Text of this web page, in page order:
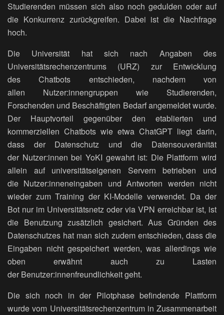
Studierenden müssen sich also noch gedulden oder auf
die Konkurrenz zurückgreifen. Dabei ist die Nachfrage
hoch.
Die Universität hat sich nach Angaben des
Universitätsrechenzentrums (URZ) zur Entwicklung
des Chatbots entschieden, nachdem von
allen Nutzer:innengruppen wie Studierenden,
Forschenden und Beschäftigten Bedarf angemeldet wurde.
Der Hauptvorteil gegenüber den etablierten und
kommerziellen Chatbots wie etwa ChatGPT liegt darin,
dass der Datenschutz und die Datensouveränität
der Nutzer:innen bei YoKI gewahrt ist: Die Plattform wird
allein auf universitätseigenen Servern betrieben und
die Nutzer:inneneingaben und Antworten werden nicht
wieder zum Training der KI-Modelle verwendet. Da der
Bot nur im Universitätsnetz oder via VPN erreichbar ist, ist
die Benutzung zusätzlich gesichert. Aus Gründen des
Datenschutzes hat man sich zudem entschieden, dass die
Eingaben nicht gespeichert werden, was allerdings wie
oben erwähnt auch zu Lasten
der Benutzer:innenfreundlichkeit geht.
Die sich noch in der Pilotphase befindende Plattform
wurde vom Universitätsrechenzentrum in Zusammenarbeit